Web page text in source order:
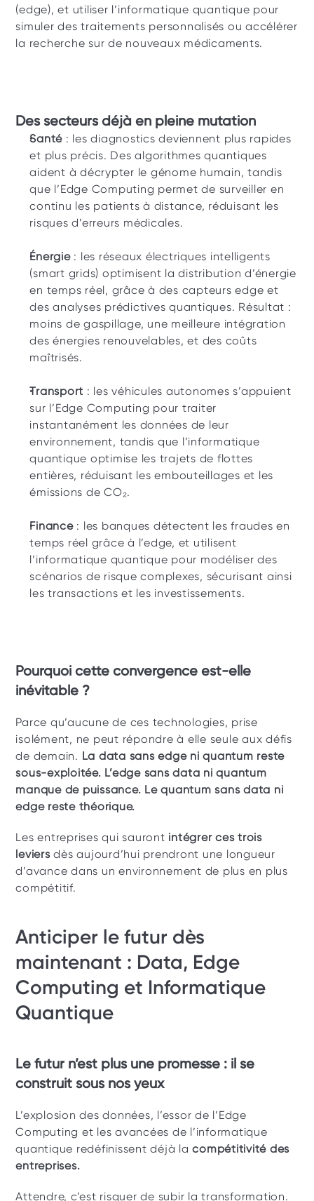
(edge), et utiliser l’informatique quantique pour
simuler des traitements personnalisés ou accélérer
la recherche sur de nouveaux médicaments.
Des secteurs déjà en pleine mutation
Santé : les diagnostics deviennent plus rapides
et plus précis. Des algorithmes quantiques
aident à décrypter le génome humain, tandis
que l’Edge Computing permet de surveiller en
continu les patients à distance, réduisant les
risques d’erreurs médicales.
Énergie : les réseaux électriques intelligents
(smart grids) optimisent la distribution d’énergie
en temps réel, grâce à des capteurs edge et
des analyses prédictives quantiques. Résultat :
moins de gaspillage, une meilleure intégration
des énergies renouvelables, et des coûts
maîtrisés.
Transport : les véhicules autonomes s’appuient
sur l’Edge Computing pour traiter
instantanément les données de leur
environnement, tandis que l’informatique
quantique optimise les trajets de flottes
entières, réduisant les embouteillages et les
émissions de CO₂.
Finance : les banques détectent les fraudes en
temps réel grâce à l’edge, et utilisent
l’informatique quantique pour modéliser des
scénarios de risque complexes, sécurisant ainsi
les transactions et les investissements.
Pourquoi cette convergence est-elle
inévitable ?
Parce qu’aucune de ces technologies, prise
isolément, ne peut répondre à elle seule aux défis
de demain. La data sans edge ni quantum reste
sous-exploitée. L’edge sans data ni quantum
manque de puissance. Le quantum sans data ni
edge reste théorique.
Les entreprises qui sauront intégrer ces trois
leviers dès aujourd’hui prendront une longueur
d’avance dans un environnement de plus en plus
compétitif.
Anticiper le futur dès
maintenant : Data, Edge
Computing et Informatique
Quantique
Le futur n’est plus une promesse : il se
construit sous nos yeux
L’explosion des données, l’essor de l’Edge
Computing et les avancées de l’informatique
quantique redéfinissent déjà la compétitivité des
entreprises.
Attendre, c’est risquer de subir la transformation.